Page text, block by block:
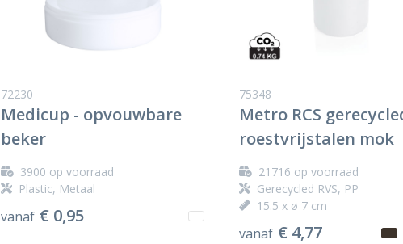
72230
Medicup - opvouwbare
beker
3900 op voorraad
Plastic, Metaal
vanaf € 0,95
75348
Metro RCS
roestvrijstalen mok
21716 op voorraad
Gerecycled RVS, PP
15.5 x ø 7 cm
vanaf € 4,77